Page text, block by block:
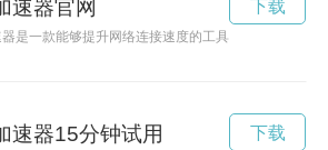
速器官网
是一款能够提升网络连接速度的工具，为广大网游
下载
速器15分钟试用 下载